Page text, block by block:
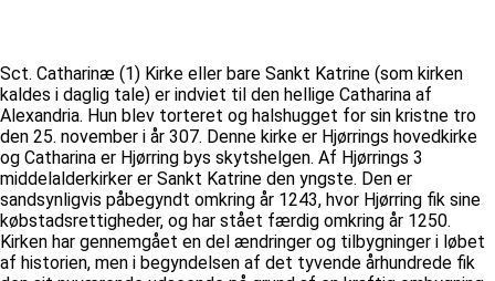
Sct. Catharinæ (1) Kirke eller bare Sankt Katrine (som kirken
kaldes i daglig tale) er indviet til den hellige Catharina af
Alexandria. Hun blev torteret og halshugget for sin kristne tro
den 25. november i år 307. Denne kirke er Hjørrings hovedkirke
og Catharina er Hjørring bys skytshelgen. Af Hjørrings 3
middelalderkirker er Sankt Katrine den yngste. Den er
sandsynligvis påbegyndt omkring år 1243, hvor Hjørring fik sine
købstadsrettigheder, og har stået færdig omkring år 1250.
Kirken har gennemgået en del ændringer og tilbygninger i løbet
af historien, men i begyndelsen af det tyvende århundrede fik